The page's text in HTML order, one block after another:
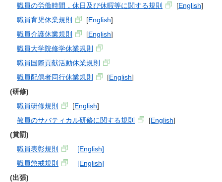
職員の労働時間，休日及び休暇等に関する規則 [English]
職員育児休業規則
[English]
職員介護休業規則
[English]
職員大学院修学休業規則
職員国際貢献活動休業規則
職員配偶者同行休業規則
[English]
(研修)
職員研修規則
[English]
教員のサバティカル研修に関する規則
[English]
(賞罰)
職員表彰規則
[English]
職員懲戒規則
[English]
(出張)